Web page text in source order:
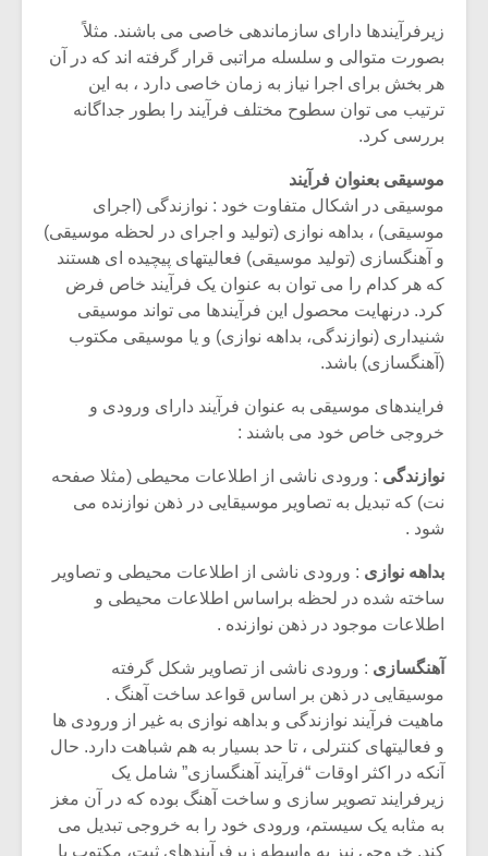
زیرفرآیندها دارای سازماندهی خاصی می باشند. مثلاً
بصورت متوالی و سلسله مراتبی قرار گرفته اند که در آن
هر بخش برای اجرا نیاز به زمان خاصی دارد ، به این
ترتیب می توان سطوح مختلف فرآیند را بطور جداگانه
بررسی کرد.
موسیقی بعنوان فرآیند
موسیقی در اشکال متفاوت خود : نوازندگی (اجرای
موسیقی) ، بداهه نوازی (تولید و اجرای در لحظه موسیقی)
و آهنگسازی (تولید موسیقی) فعالیتهای پیچیده ای هستند
که هر کدام را می توان به عنوان یک فرآیند خاص فرض
کرد. درنهایت محصول این فرآیندها می تواند موسیقی
شنیداری (نوازندگی، بداهه نوازی) و یا موسیقی مکتوب
(آهنگسازی) باشد.
فرایندهای موسیقی به عنوان فرآیند دارای ورودی و
خروجی خاص خود می باشند :
نوازندگی : ورودی ناشی از اطلاعات محیطی (مثلا صفحه
نت) که تبدیل به تصاویر موسیقایی در ذهن نوازنده می
شود .
بداهه نوازی : ورودی ناشی از اطلاعات محیطی و تصاویر
ساخته شده در لحظه براساس اطلاعات محیطی و
اطلاعات موجود در ذهن نوازنده .
آهنگسازی : ورودی ناشی از تصاویر شکل گرفته
موسیقایی در ذهن بر اساس قواعد ساخت آهنگ .
ماهیت فرآیند نوازندگی و بداهه نوازی به غیر از ورودی ها
و فعالیتهای کنترلی ، تا حد بسیار به هم شباهت دارد. حال
آنکه در اکثر اوقات “فرآیند آهنگسازی” شامل یک
زیرفرایند تصویر سازی و ساخت آهنگ بوده که در آن مغز
به مثابه یک سیستم، ورودی خود را به خروجی تبدیل می
کند. خروجی نیز به واسطه زیرفرآیندهای ثبت، مکتوب یا